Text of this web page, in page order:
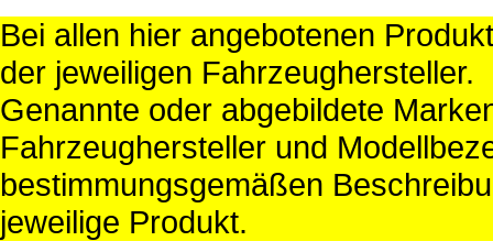
Bei allen hier angebotenen
der jeweiligen Fahrzeughersteller.
Genannte oder abgebildete
Fahrzeughersteller und
bestimmungsgemäßen
jeweilige Produkt.